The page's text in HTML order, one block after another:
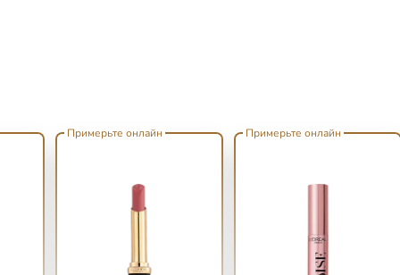
Примерьте онлайн Примерьте онлайн